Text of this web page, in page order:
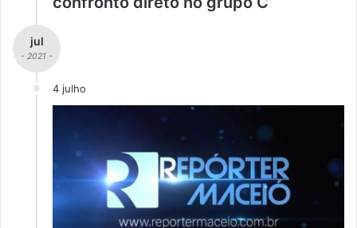
jul
- 2021 -
4 julho